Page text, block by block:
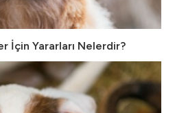
İçin Yararları Nelerdir?